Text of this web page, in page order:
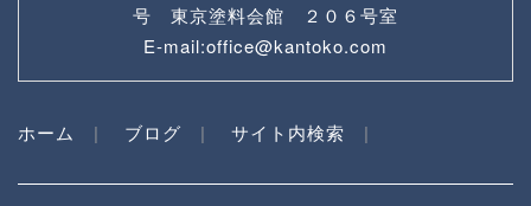
号 東京塗料会館 ２０６号室
E-mail:office@kantoko.com
ホーム ブログ サイト内検索